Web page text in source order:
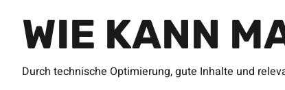
WIE KANN
Durch technische Optimierung, gute Inhalte und